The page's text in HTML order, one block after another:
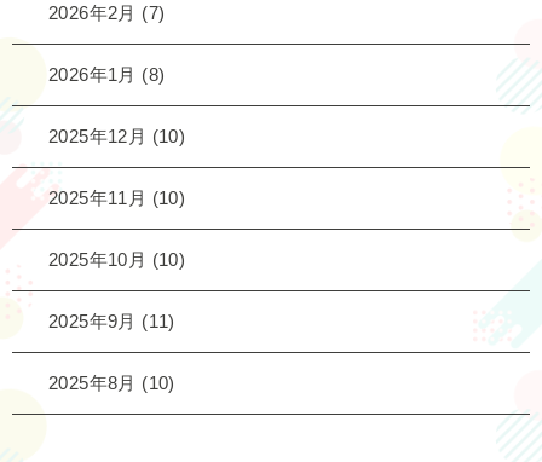
2026年2月 (7)
2026年1月 (8)
2025年12月 (10)
2025年11月 (10)
2025年10月 (10)
2025年9月 (11)
2025年8月 (10)